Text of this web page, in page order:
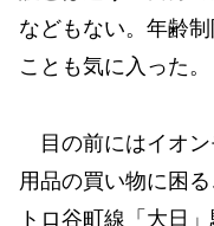
などもない。年齢
ことも気に入った。
目の前にはイオン
用品の買い物に困
トロ谷町線「大日